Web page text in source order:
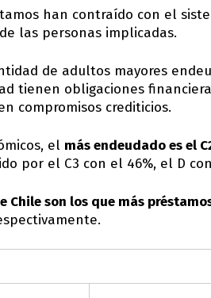
han contraído con el
las personas implicadas.
de adultos mayores
tienen obligaciones
compromisos crediticios.
el más endeudado es el
por el C3 con el 46%, el D
Chile son los que más